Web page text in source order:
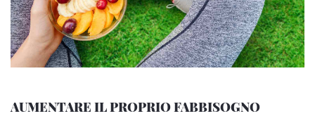
AUMENTARE IL PROPRIO FABBISOGNO